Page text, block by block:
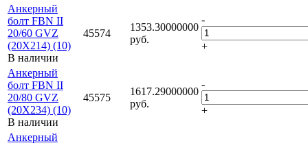
Анкерный
болт FBN II
20/60 GVZ
(20X214) (10)
В наличии
45574
1353.30000000
руб.
-
+
Анкерный
болт FBN II
20/80 GVZ
(20X234) (10)
В наличии
45575
1617.29000000
руб.
-
+
Анкерный